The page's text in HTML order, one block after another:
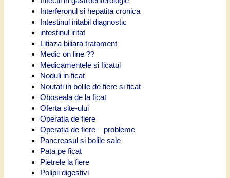
Interferonul si hepatita cronica
Intestinul iritabil diagnostic
intestinul iritat
Litiaza biliara tratament
Medic on line ??
Medicamentele si ficatul
Noduli in ficat
Noutati in bolile de fiere si ficat
Oboseala de la ficat
Oferta site-ului
Operatia de fiere
Operatia de fiere – probleme
Pancreasul si bolile sale
Pata pe ficat
Pietrele la fiere
Polipii digestivi